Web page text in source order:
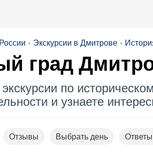
Экскурсии в Дмитрове
град
по
и узнаете
Отзывы Выбрать день